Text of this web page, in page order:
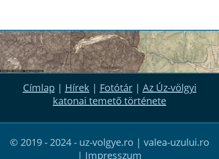
Címlap | Hírek | Fotótár| Az Úz-völgyi
katonai temető története
© 2019 - 2024 - uz-volgye.ro | valea-uzului.ro
| Impresszum